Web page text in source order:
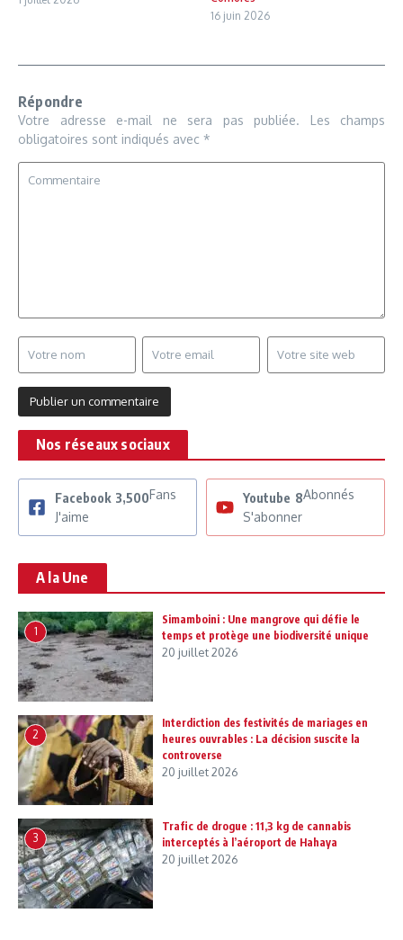
16 juin 2026
Répondre
Votre adresse e-mail ne sera pas publiée.
Les champs
obligatoires sont indiqués avec *
Nos réseaux sociaux
Facebook 3,500Fans
J'aime
Youtube 8Abonnés
S'abonner
A la Une
1
Simamboini : Une mangrove qui défie le
temps et protège une biodiversité unique
20 juillet 2026
2
Interdiction des festivités de mariages en
heures ouvrables : La décision suscite la
controverse
20 juillet 2026
3
Trafic de drogue : 11,3 kg de cannabis
interceptés à l’aéroport de Hahaya
20 juillet 2026